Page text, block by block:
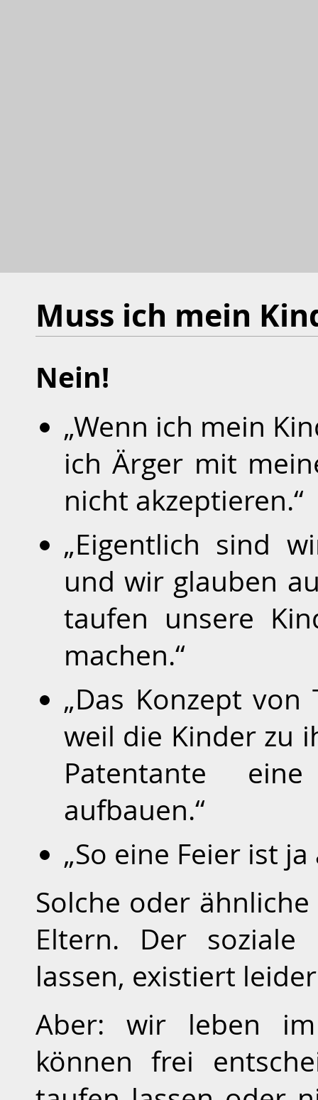
Muss ich mein
Nein!
„Wenn ich mein
ich Ärger mit
nicht akzeptieren.“
„Eigentlich sind
und wir glauben
taufen unsere
machen.“
„Das Konzept
weil die Kinder zu
Patentante
aufbauen.“
„So eine Feier ist
Solche oder
Eltern. Der
lassen, existiert
Aber: wir leben
können frei